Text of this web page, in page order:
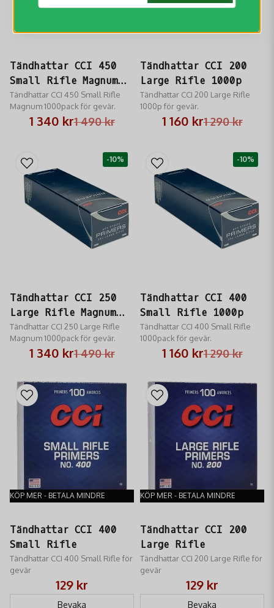
Tändhattar CCI 450
Small Rifle Magnum
1000p
Tändhattar CCI 450 Small Rifle
Magnum 1000pack för gevär.
1 490 kr
1 340 kr
Tändhattar CCI 200
Large Rifle 1000p
Tändhattar CCI 200 Large Rifle
1000p för gevär.
1 290 kr
1 160 kr
Tändhattar CCI 250
Large Rifle Magnum
1000p
Tändhattar CCI 250 Large Rifle
Magnum 1000pack för gevär.
1 490 kr
1 340 kr
-10%
Tändhattar CCI 400
Small Rifle 1000p
Tändhattar CCI 400 Small Rifle
1000pack för gevär.
1 290 kr
1 160 kr
-10%
KÖP MER - BETALA MINDRE
Tändhattar CCI 400
Small Rifle
Tändhattar CCI 400 Small Rifle för
gevär
129 kr
Bevaka
KÖP MER - BETALA MINDRE
Tändhattar CCI 200
Large Rifle
Tändhattar CCI 200 Large Rifle för
gevär
129 kr
Bevaka